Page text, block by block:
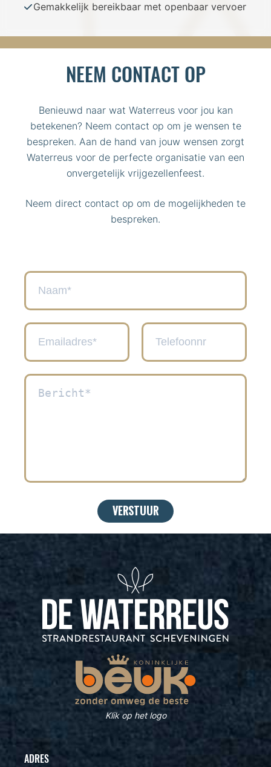
Gemakkelijk bereikbaar met openbaar vervoer
NEEM CONTACT OP
Benieuwd naar wat Waterreus voor jou kan
betekenen? Neem contact op om je wensen te
bespreken. Aan de hand van jouw wensen zorgt
Waterreus voor de perfecte organisatie van een
onvergetelijk vrijgezellenfeest.
Neem direct contact op om de mogelijkheden te
bespreken.
Klik op het logo
ADRES